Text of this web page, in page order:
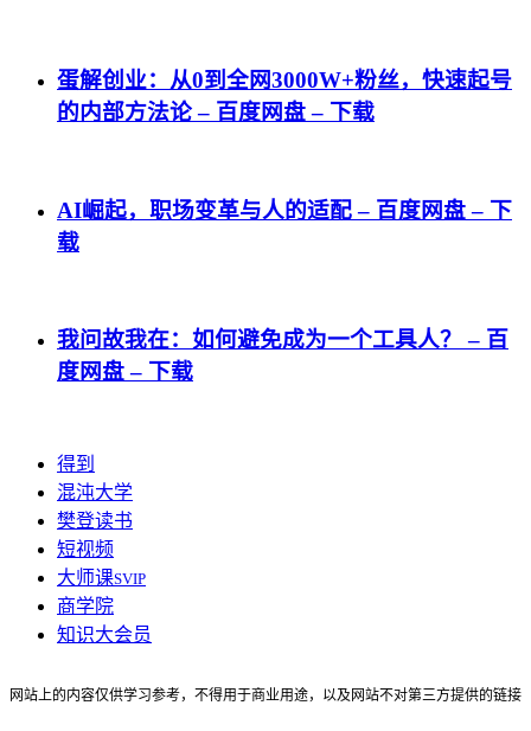
蛋解创业：从0到全网3000W+粉丝，快速起号
的内部方法论 – 百度网盘 – 下载
AI崛起，职场变革与人的适配 – 百度网盘 – 下
载
我问故我在：如何避免成为一个工具人？ – 百
度网盘 – 下载
得到
混沌大学
樊登读书
短视频
大师课SVIP
商学院
知识大会员
网站上的内容仅供学习参考，不得用于商业用途，以及网站不对第三方提供的链接